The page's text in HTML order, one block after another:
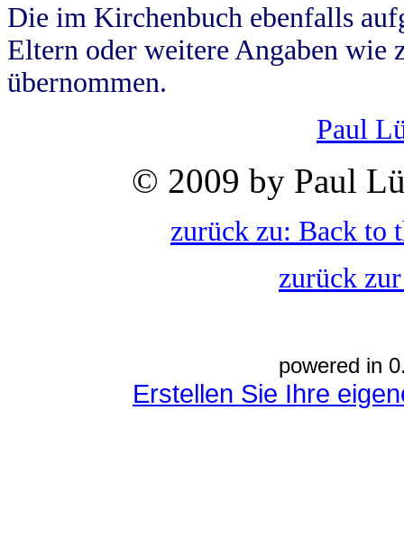
Die im Kirchenbuch ebenfalls
Eltern oder weitere Angaben wie
übernommen.
Paul
© 2009 by Paul
zurück zu: Back to
zurück
powered in
Erstellen Sie Ihre